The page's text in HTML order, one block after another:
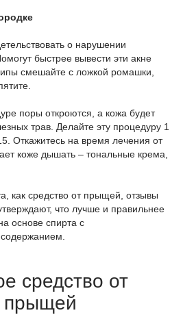
о нарушении
быстрее вывести эти акне
смешайте с ложкой ромашки,
поры откроются, а кожа будет
трав. Делайте эту процедуру 1
Откажитесь на время лечения от
коже дышать – тональные крема,
как средство от прыщей, отзывы
что лучше и правильнее
основе спирта с
средство от
прыщей